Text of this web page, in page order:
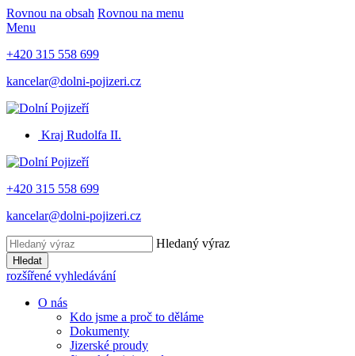
Rovnou na obsah Rovnou na menu
Menu
+420 315 558 699
kancelar@dolni-pojizeri.cz
Kraj Rudolfa II.
+420 315 558 699
kancelar@dolni-pojizeri.cz
Hledaný výraz
Hledat
rozšířené vyhledávání
O nás
Kdo jsme a proč to děláme
Dokumenty
Jizerské proudy